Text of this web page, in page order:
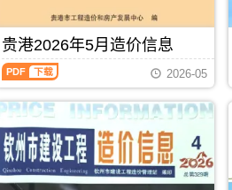
管
控，
属
于
北
海
工
程
材
料
玉
林
市
建
设
造
价
信
息
网
发
贵港2026年5月造价信息
贵
港
年
5
月
造
价
信
2026-05